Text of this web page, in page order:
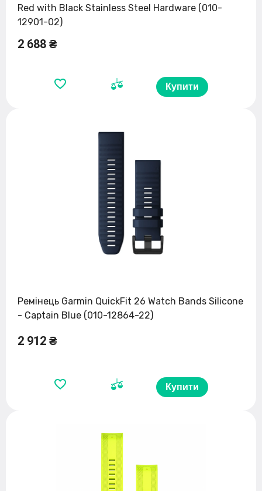
Red with Black Stainless Steel Hardware (010-
12901-02)
2 688 ₴
Купити
Ремінець Garmin QuickFit 26 Watch Bands Silicone
- Captain Blue (010-12864-22)
2 912 ₴
Купити